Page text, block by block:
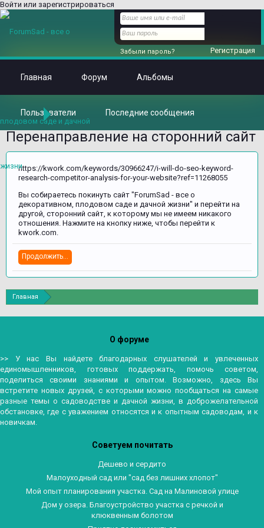
Войти или зарегистрироваться
Главная
Перенаправление на сторонний сайт
https://kwork.com/keywords/30966247/i-will-do-seo-keyword-
research-competitor-analysis-for-your-website?ref=11268055
Вы собираетесь покинуть сайт "ForumSad - все о
декоративном, плодовом саде и дачной жизни" и перейти на
другой, сторонний сайт, к которому мы не имеем никакого
отношения. Нажмите на кнопку ниже, чтобы перейти к
kwork.com.
Продолжить...
Главная
Забыли пароль? Регистрация
Главная Форум Альбомы
Пользователи Последние сообщения
О форуме
>> У нас Вы найдете благодарных слушателей и увлеченных
единомышленников, готовых поддержать, помочь советом,
поделиться своими знаниями и опытом. Возможно, здесь Вы
встретите новых друзей, с которыми можно пообщаться на самые
разные темы о садоводстве и дачной жизни, в доброжелательной
обстановке, где с уважением относятся и к опытным садоводам, и к
новичкам.
Советуем почитать
Дешево и сердито
Малоуходный сад или "сад без лишних хлопот"
Мой опыт планирования участка. Сад на Малиновой улице
Дом у озера. Благоустройство участка с речкой и
клюквенным болотом